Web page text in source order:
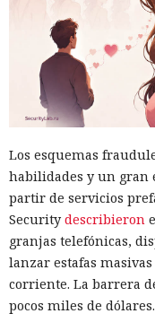
Los esquemas
habilidades y un gran
partir de servicios
Security describieron
granjas telefónicas,
lanzar estafas
corriente. La barrera
pocos miles de dólares.